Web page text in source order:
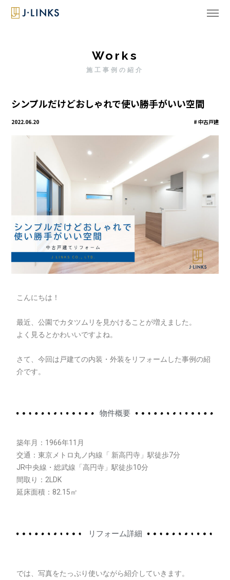
Works
施工事例の紹介
シンプルだけどおしゃれで使い勝手がいい空間
2022.06.20 中古戸建
こんにちは！
最近、公園でカタツムリを見かけることが増えました。
よく見るとかわいいですよね。
さて、今回は戸建ての内装・外装をリフォームした事例の紹
介です。
物件概要
築年月：1966年11月
交通：東京メトロ丸ノ内線「 新高円寺」駅徒歩7分
JR中央線・総武線「高円寺」駅徒歩10分
間取り：2LDK
延床面積：82.15㎡
リフォーム詳細
では、写真をたっぷり使いながら紹介していきます。